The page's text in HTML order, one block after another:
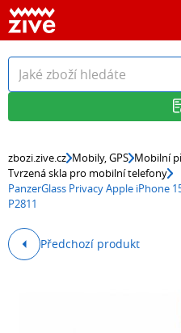
zbozi.zive.cz Mobily, GPS Mobilní
Tvrzená skla pro mobilní telefony
PanzerGlass Privacy Apple iPhone
P2811
Předchozí produkt